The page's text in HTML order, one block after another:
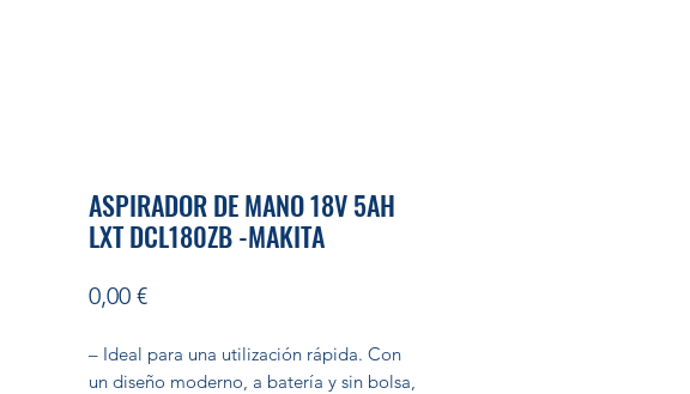
ASPIRADOR DE MANO 18V 5AH
LXT DCL180ZB -MAKITA
0,00 €Precio
– Ideal para una utilización rápida. Con
un diseño moderno, a batería y sin bolsa,